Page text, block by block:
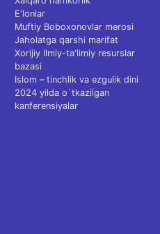
E'lonlar
Muftiy Boboxonovlar merosi
Jaholatga qarshi marifat
Xorijiy Ilmiy-ta'limiy resurslar
bazasi
Islom – tinchlik va ezgulik dini
2024 yilda o`tkazilgan
kanferensiyalar